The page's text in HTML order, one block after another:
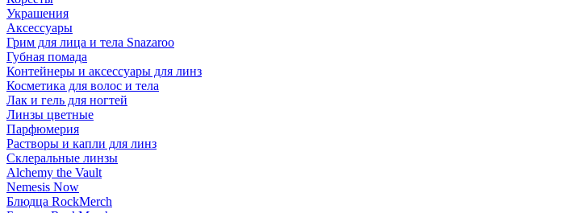
Украшения
Аксессуары
Грим для лица и тела Snazaroo
Губная помада
Контейнеры и аксессуары для линз
Косметика для волос и тела
Лак и гель для ногтей
Линзы цветные
Парфюмерия
Растворы и капли для линз
Склеральные линзы
Alchemy the Vault
Nemesis Now
Блюдца RockMerch